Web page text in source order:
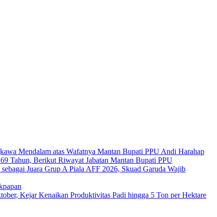
Mendalam atas Wafatnya Mantan Bupati PPU Andi Harahap
Tahun, Berikut Riwayat Jabatan Mantan Bupati PPU
Juara Grup A Piala AFF 2026, Skuad Garuda Wajib
Kejar Kenaikan Produktivitas Padi hingga 5 Ton per Hektare